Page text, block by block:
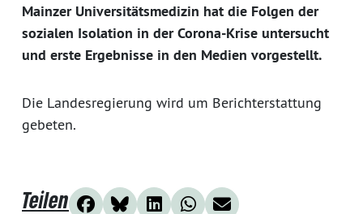
Mainzer Universitätsmedizin hat die Folgen der
sozialen Isolation in der Corona-Krise untersucht
und erste Ergebnisse in den Medien vorgestellt.
Die Landesregierung wird um Berichterstattung
gebeten.
Teilen